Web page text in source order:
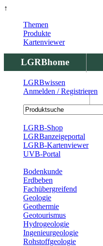
↑
LGRBhome
LGRBbohrungen
Themen
Produkte
Kartenviewer
LGRBwissen
Anmelden / Registrieren
LGRB-Shop
LGRBanzeigeportal
LGRB-Kartenviewer
UVB-Portal
Bodenkunde
Erdbeben
Fachübergreifend
Geologie
Geothermie
Geotourismus
Hydrogeologie
Ingenieurgeologie
Rohstoffgeologie